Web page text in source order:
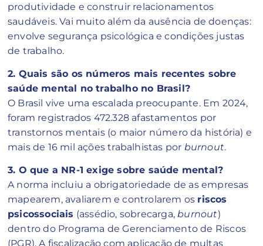
produtividade e construir relacionamentos
saudáveis. Vai muito além da ausência de doenças:
envolve segurança psicológica e condições justas
de trabalho.
2. Quais são os números mais recentes sobre
saúde mental no trabalho no Brasil?
O Brasil vive uma escalada preocupante. Em 2024,
foram registrados 472.328 afastamentos por
transtornos mentais (o maior número da história) e
mais de 16 mil ações trabalhistas por burnout.
3. O que a NR-1 exige sobre saúde mental?
A norma incluiu a obrigatoriedade de as empresas
mapearem, avaliarem e controlarem os riscos
psicossociais (assédio, sobrecarga,burnout)
dentro do Programa de Gerenciamento de Riscos
(PGR). A fiscalização com aplicação de multas